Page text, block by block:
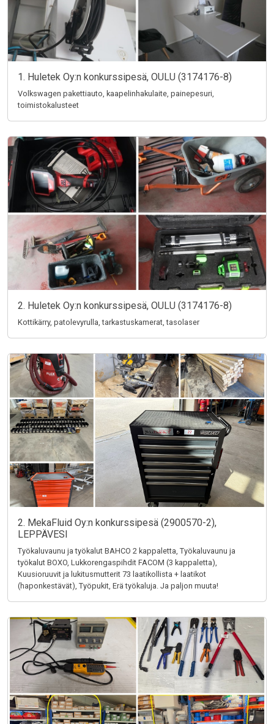
1. Huletek Oy:n konkurssipesä, OULU (3174176-8)
Volkswagen pakettiauto, kaapelinhakulaite, painepesuri,
toimistokalusteet
2. Huletek Oy:n konkurssipesä, OULU (3174176-8)
Kottikärry, patolevyrulla, tarkastuskamerat, tasolaser
2. MekaFluid Oy:n konkurssipesä (2900570-2),
LEPPÄVESI
Työkaluvaunu ja työkalut BAHCO 2 kappaletta, Työkaluvaunu ja
työkalut BOXO, Lukkorengaspihdit FACOM (3 kappaletta),
Kuusioruuvit ja lukitusmutterit 73 laatikollista + laatikot
(haponkestävät), Työpukit, Erä työkaluja. Ja paljon muuta!